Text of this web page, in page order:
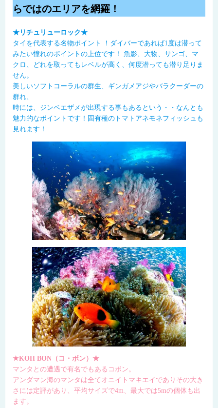
らではのエリアを網羅！
★リチュリューロック★
タイを代表する名物ポイント ！ダイバーであれば1度は潜って
みたい憧れのポイントの上位です！ 魚影、大物、サンゴ、マ
クロ、どれを取ってもレベルが高く、何度潜っても潜り足りま
せん。
美しいソフトコーラルの群生、ギンガメアジやバラクーダーの
群れ、
時には、ジンベエザメが出現する事もあるという・・なんとも
魅力的なポイントです！固有種のトマトアネモネフィッシュも
見れます！
★KOH BON（コ・ボン）★
マンタとの遭遇で有名でもあるコボン。
アンダマン海のマンタは全てオニイトマキエイでありその大き
さには定評があり、平均サイズで4m、最大では5mの個体も出
ます。